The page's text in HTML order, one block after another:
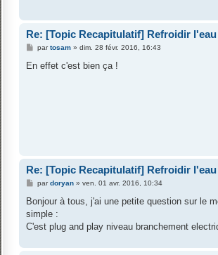
Re: [Topic Recapitulatif] Refroidir
M
s
partosam» dim. 28 févr. 2016, 16:43
En effet c'est bien ça !
Re: [Topic Recapitulatif] Refroidir
M
s
a
g
pardoryan» ven. 01 avr. 2016, 10:34
Bonjour à tous, j'ai une petite question sur le
simple :
C'est plug and play niveau branchement